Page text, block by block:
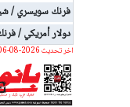
فرنك سويسري /
دولار أمريكي /
اخر تحديث 2026-08-06